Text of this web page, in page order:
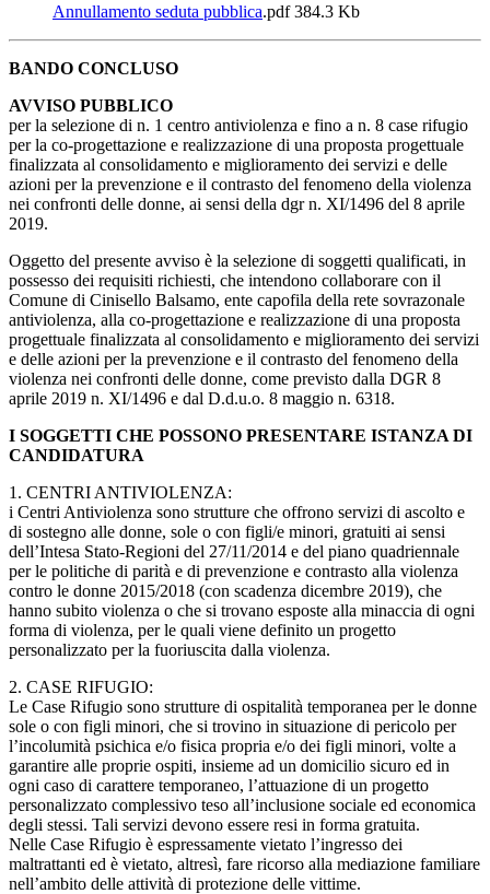
Annullamento seduta pubblica.pdf384.3 Kb
BANDO CONCLUSO
AVVISO PUBBLICO
per la selezione di n. 1 centro antiviolenza e fino a n. 8 case rifugio
per la co-progettazione e realizzazione di una proposta progettuale
finalizzata al consolidamento e miglioramento dei servizi e delle
azioni per la prevenzione e il contrasto del fenomeno della violenza
nei confronti delle donne, ai sensi della dgr n. XI/1496 del 8 aprile
2019.
Oggetto del presente avviso è la selezione di soggetti qualificati, in
possesso dei requisiti richiesti, che intendono collaborare con il
Comune di Cinisello Balsamo, ente capofila della rete sovrazonale
antiviolenza, alla co-progettazione e realizzazione di una proposta
progettuale finalizzata al consolidamento e miglioramento dei servizi
e delle azioni per la prevenzione e il contrasto del fenomeno della
violenza nei confronti delle donne, come previsto dalla DGR 8
aprile 2019 n. XI/1496 e dal D.d.u.o. 8 maggio n. 6318.
I SOGGETTI CHE POSSONO PRESENTARE ISTANZA DI
CANDIDATURA
1. CENTRI ANTIVIOLENZA:
i Centri Antiviolenza sono strutture che offrono servizi di ascolto e
di sostegno alle donne, sole o con figli/e minori, gratuiti ai sensi
dell’Intesa Stato-Regioni del 27/11/2014 e del piano quadriennale
per le politiche di parità e di prevenzione e contrasto alla violenza
contro le donne 2015/2018 (con scadenza dicembre 2019), che
hanno subito violenza o che si trovano esposte alla minaccia di ogni
forma di violenza, per le quali viene definito un progetto
personalizzato per la fuoriuscita dalla violenza.
2. CASE RIFUGIO:
Le Case Rifugio sono strutture di ospitalità temporanea per le donne
sole o con figli minori, che si trovino in situazione di pericolo per
l’incolumità psichica e/o fisica propria e/o dei figli minori, volte a
garantire alle proprie ospiti, insieme ad un domicilio sicuro ed in
ogni caso di carattere temporaneo, l’attuazione di un progetto
personalizzato complessivo teso all’inclusione sociale ed economica
degli stessi. Tali servizi devono essere resi in forma gratuita.
Nelle Case Rifugio è espressamente vietato l’ingresso dei
maltrattanti ed è vietato, altresì, fare ricorso alla mediazione familiare
nell’ambito delle attività di protezione delle vittime.